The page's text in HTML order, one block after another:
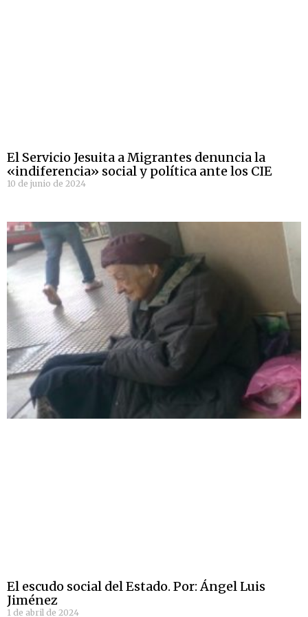
El Servicio Jesuita a Migrantes denuncia la
«indiferencia» social y política ante los CIE
10 de junio de 2024
El escudo social del Estado. Por: Ángel Luis
Jiménez
1 de abril de 2024